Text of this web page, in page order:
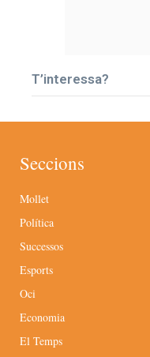
T’interessa?
Seccions
Mollet
Política
Successos
Esports
Oci
Economia
El Temps